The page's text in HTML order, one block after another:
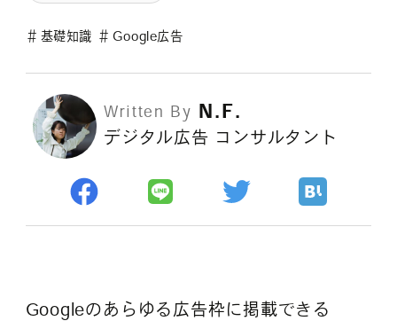
無料診断実施中
Webマーケティング用語集
よくある質問
＃ 基礎知識 ＃ Google広告
Written By N.F.
デジタル広告 コンサルタント
Googleのあらゆる広告枠に掲載できる